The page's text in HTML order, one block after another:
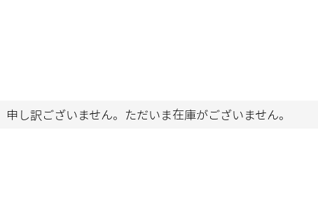
申し訳ございません。ただいま在庫がございません。